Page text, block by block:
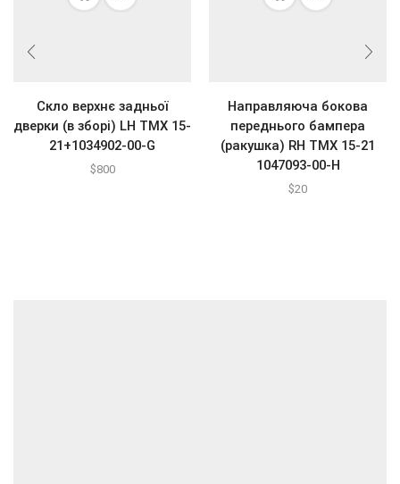
Скло верхнє задньої
дверки (в зборі) LH ТМХ 15-
21+1034902-00-G
$800
Направляюча бокова
переднього бампера
(ракушка) RH TMХ 15-21
1047093-00-H
$20